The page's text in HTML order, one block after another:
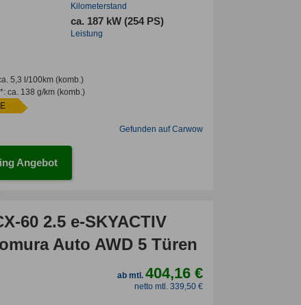
Kilometerstand
ca. 187 kW (254 PS)
Leistung
5,3 l/100km(komb.)
: ca. 138 g/km(komb.)
E
Gefunden auf Carwow
Angebot
60 2.5 e-SKYACTIV
Auto AWD 5 Türen
ab mtl.404,16 €
netto mtl. 339,50 €